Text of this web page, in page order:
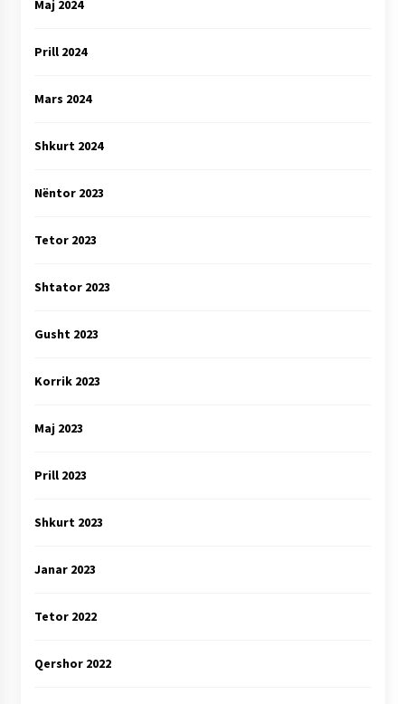
Maj 2024
Prill 2024
Mars 2024
Shkurt 2024
Nëntor 2023
Tetor 2023
Shtator 2023
Gusht 2023
Korrik 2023
Maj 2023
Prill 2023
Shkurt 2023
Janar 2023
Tetor 2022
Qershor 2022